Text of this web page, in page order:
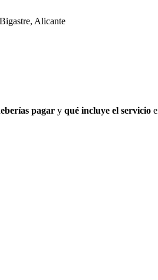
Alicante
pagar y qué incluye el servicio